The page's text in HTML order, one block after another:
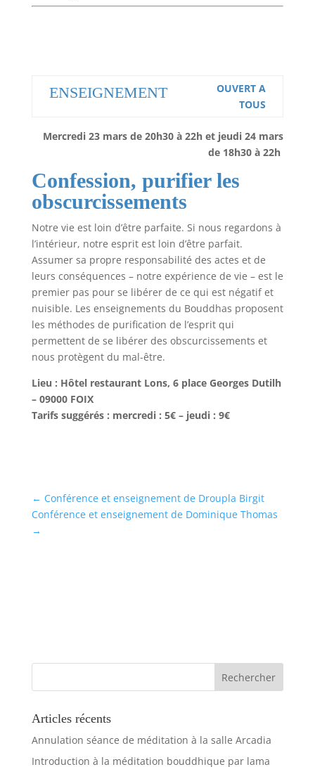
ENSEIGNEMENT
OUVERT A
TOUS
Mercredi 23 mars de 20h30 à 22h et jeudi 24 mars
de 18h30 à 22h
Confession, purifier les
obscurcissements
Notre vie est loin d’être parfaite. Si nous regardons à
l’intérieur, notre esprit est loin d’être parfait.
Assumer sa propre responsabilité des actes et de
leurs conséquences – notre expérience de vie – est le
premier pas pour se libérer de ce qui est négatif et
nuisible. Les enseignements du Bouddhas proposent
les méthodes de purification de l’esprit qui
permettent de se libérer des obscurcissements et
nous protègent du mal-être.
Lieu : Hôtel restaurant Lons, 6 place Georges Dutilh
– 09000 FOIX
Tarifs suggérés : mercredi : 5€ – jeudi : 9€
← Conférence et enseignement de Droupla Birgit
Conférence et enseignement de Dominique Thomas
→
Articles récents
Annulation séance de méditation à la salle Arcadia
Introduction à la méditation bouddhique par lama